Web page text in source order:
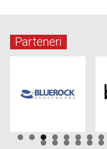
Parteneri